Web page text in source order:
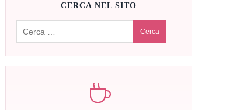
CERCA NEL SITO